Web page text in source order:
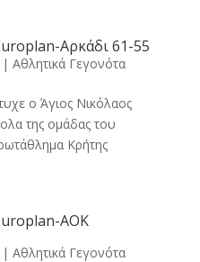
Αρκάδι 61-55
Αθλητικά Γεγονότα
ο Άγιος Νικόλαος
της ομάδας του
Κρήτης
ΑΟΚ
Αθλητικά Γεγονότα